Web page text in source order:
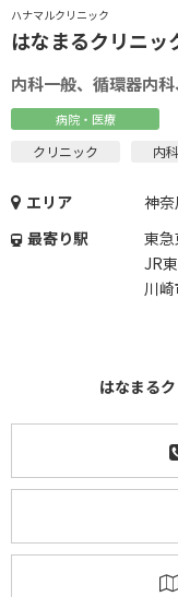
ハナマルクリニック
はなまるクリニッ
内科一般、循環器内
病院・医療
クリニック 内科
エリア
神
最寄り駅
東
JR
川
はなまる